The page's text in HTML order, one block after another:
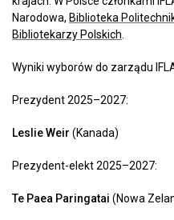
Narodowa, Biblioteka
Bibliotekarzy Polskich
Wyniki wyborów do zarządu
Prezydent 2025–2027:
Leslie Weir (Kanada)
Prezydent-elekt 2025–2027:
Te Paea Paringatai (Nowa